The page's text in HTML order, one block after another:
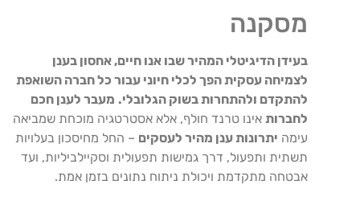
מסקנה
בעידן הדיגיטלי המהיר שבו אנו חיים, אחסון בענן
לצמיחה עסקית הפך לכלי חיוני עבור כל חברה השואפת
להתקדם ולהתחרות בשוק הגלובלי. מעבר לענן חכם
לחברות אינו טרנד חולף, אלא אסטרטגיה מוכחת שמביאה
עימה יתרונות ענן מהיר לעסקים – החל מחיסכון בעלויות
תשתית ותפעול, דרך גמישות תפעולית וסקיילביליות, ועד
אבטחה מתקדמת ויכולת ניתוח נתונים בזמן אמת.